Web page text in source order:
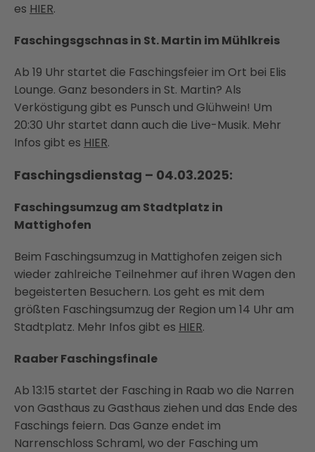
es HIER.
Faschingsgschnas in St. Martin im Mühlkreis
Ab 19 Uhr startet die Faschingsfeier im Ort bei Elis
Lounge. Ganz besonders in St. Martin? Als
Verköstigung gibt es Punsch und Glühwein! Um
20:30 Uhr startet dann auch die Live-Musik. Mehr
Infos gibt es HIER.
Faschingsdienstag – 04.03.2025:
Faschingsumzug am Stadtplatz in
Mattighofen
Beim Faschingsumzug in Mattighofen zeigen sich
wieder zahlreiche Teilnehmer auf ihren Wagen den
begeisterten Besuchern. Los geht es mit dem
größten Faschingsumzug der Region um 14 Uhr am
Stadtplatz. Mehr Infos gibt es HIER.
Raaber Faschingsfinale
Ab 13:15 startet der Fasching in Raab wo die Narren
von Gasthaus zu Gasthaus ziehen und das Ende des
Faschings feiern. Das Ganze endet im
Narrenschloss Schraml, wo der Fasching um